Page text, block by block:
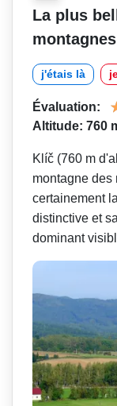
La plus
j'étais là
Évaluation:
Altitude: 760
Klíč (760 m
montagne des
certainement
distinctive et
dominant